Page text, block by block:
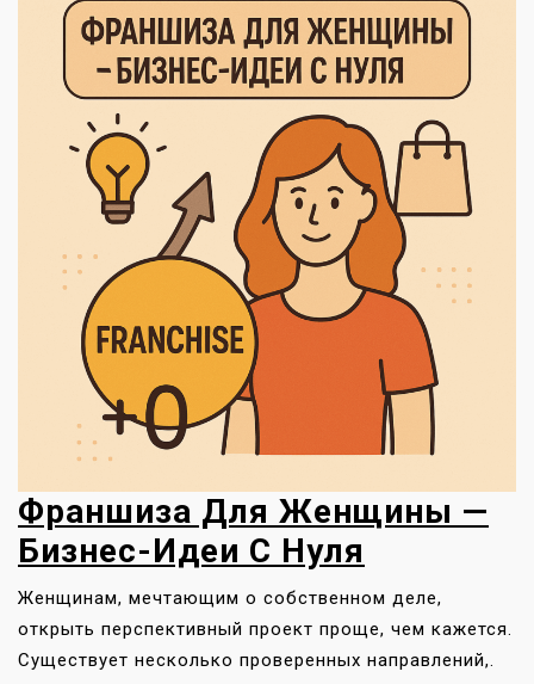
Франшиза Для Женщины —
Бизнес-Идеи С Нуля
Женщинам, мечтающим о собственном деле,
открыть перспективный проект проще, чем кажется.
Существует несколько проверенных направлений,.